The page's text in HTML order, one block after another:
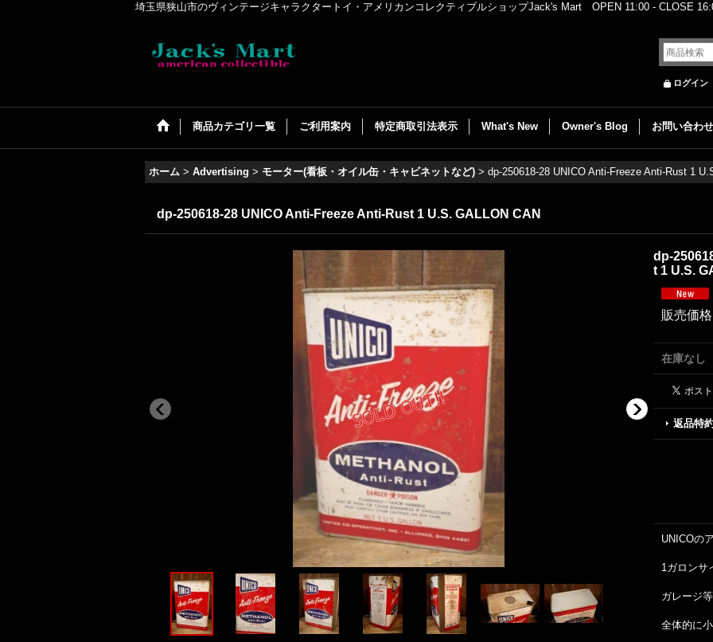
埼玉県狭山市のヴィンテージキャラクタートイ・アメリカンコレクティブルショップJack's Mart OPEN 11:00 - CLOSE
ログイン
商品カテゴリ一覧 ご利用案内 特定商取引法表示 What's New Owner's Blog お問い合わせ
ホーム > Advertising > モーター(看板・オイル缶・キャビネットなど) > dp-250618-28 UNICO Anti-Freeze Anti-Rust 1
dp-250618-28 UNICO Anti-Freeze Anti-Rust 1 U.S. GALLON CAN
dp-
t 1 U.S.
販売価格
在庫なし
返品特
UNICOの
1ガロンサ
ガレージ
全体的に